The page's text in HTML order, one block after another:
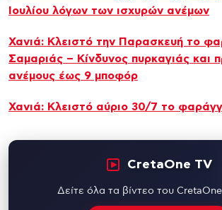
Ιουλίου λόγων των ισχυρών ανέμων
Χανιά: Κλειστό την Παρασκευή το
Σαμαριάς – Κίνδυνος πυρκαγιάς και
ανέμους έως 9 μποφόρ
Χανιά: Κλειστό αύριο 30/7 το
CretaOne TV
Δείτε όλα τα βίντεο του